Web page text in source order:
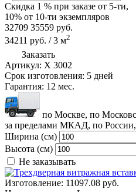
Скидка 1 % при заказе от 5-ти,
10% от 10-ти экземпляров
32709 35559 руб.
34211 руб. /3 м2
Заказать
Артикул: X 3002
Срок изготовления: 5 дней
Гарантия: 12 мес.
по Москве, по
за пределами МКАД, по
Ширина (см)
Высота (см)
Не заказывать
Изготовление: 11097.08 руб.